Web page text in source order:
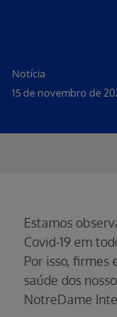
Notícia
15 de novembro de
Estamos
Covid-19 em
Por isso, firmes
saúde dos
NotreDame